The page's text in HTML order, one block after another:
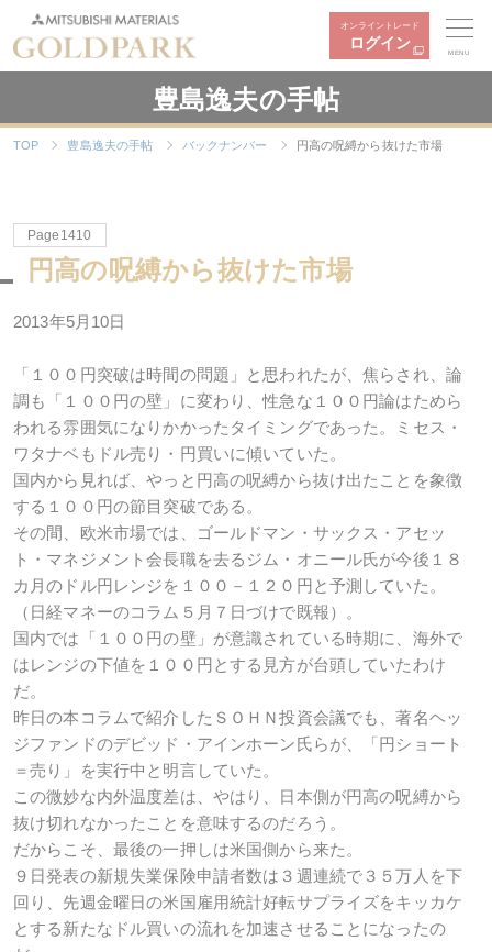
オンライントレード
ログイン
MENU
豊島逸夫の手帖
TOP 豊島逸夫の手帖 バックナンバー 円高の呪縛から抜けた市場
Page1410
円高の呪縛から抜けた市場
2013年5月10日
「１００円突破は時間の問題」と思われたが、焦らされ、論
調も「１００円の壁」に変わり、性急な１００円論はためら
われる雰囲気になりかかったタイミングであった。ミセス・
ワタナベもドル売り・円買いに傾いていた。
国内から見れば、やっと円高の呪縛から抜け出たことを象徴
する１００円の節目突破である。
その間、欧米市場では、ゴールドマン・サックス・アセッ
ト・マネジメント会長職を去るジム・オニール氏が今後１８
カ月のドル円レンジを１００－１２０円と予測していた。
（日経マネーのコラム５月７日づけで既報）。
国内では「１００円の壁」が意識されている時期に、海外で
はレンジの下値を１００円とする見方が台頭していたわけ
だ。
昨日の本コラムで紹介したＳＯＨＮ投資会議でも、著名ヘッ
ジファンドのデビッド・アインホーン氏らが、「円ショート
＝売り」を実行中と明言していた。
この微妙な内外温度差は、やはり、日本側が円高の呪縛から
抜け切れなかったことを意味するのだろう。
だからこそ、最後の一押しは米国側から来た。
９日発表の新規失業保険申請者数は３週連続で３５万人を下
回り、先週金曜日の米国雇用統計好転サプライズをキッカケ
とする新たなドル買いの流れを加速させることになったの